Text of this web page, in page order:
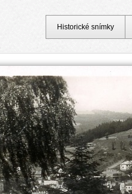
Historické snímky